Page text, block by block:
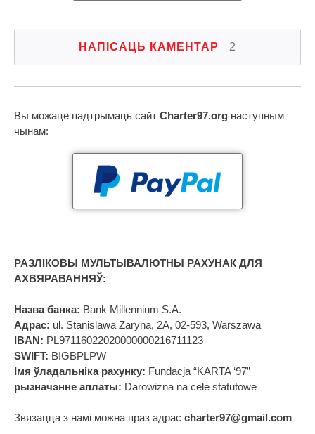
НАПІСАЦЬ КАМЕНТАР 2
Вы можаце падтрымаць сайт Charter97.org наступным
чынам:
РАЗЛІКОВЫ МУЛЬТЫВАЛЮТНЫ РАХУНАК ДЛЯ
АХВЯРАВАННЯЎ:
Назва банка: Bank Millennium S.A.
Адрас: ul. Stanislawa Zaryna, 2A, 02-593, Warszawa
IBAN: PL97116022020000000216711123
SWIFT: BIGBPLPW
Імя ўладальніка рахунку: Fundacja “KARTA ‘97”
рызначэнне аплаты: Darowizna na cele statutowe
Звязацца з намі можна праз адрас charter97@gmail.com